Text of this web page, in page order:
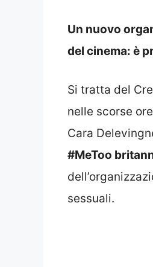
Un nuovo
del cinema: è
Si tratta del
nelle scorse
Cara
#MeToo
sessuali.